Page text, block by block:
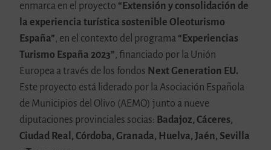
enmarca en el proyecto “Extensión y consolidación de
la experiencia turística sostenible Oleoturismo
España”, en el contexto del programa “Experiencias
Turismo España 2023”, financiado por la Unión
Europea a través de los fondos Next Generation EU.
Este proyecto está liderado por la Asociación Española
de Municipios del Olivo (AEMO) junto a nueve
diputaciones provinciales socias: Badajoz, Cáceres,
Ciudad Real, Córdoba, Granada, Huelva, Jaén, Sevilla